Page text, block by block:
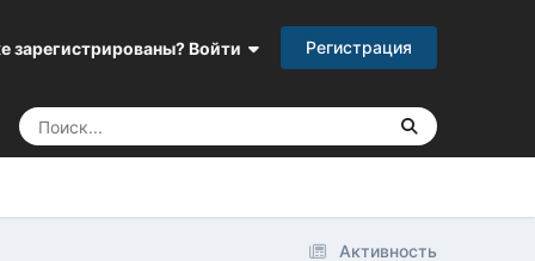
зарегистрированы? Войти Регистрация
Активность